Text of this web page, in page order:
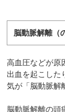
脳動脈解離（
高血圧などが原
出血を起こした
気が「脳動脈解
脳動脈解離の頭